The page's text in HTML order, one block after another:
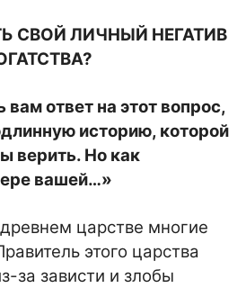
СВОЙ ЛИЧНЫЙ НЕГАТИВ
ответ на этот вопрос,
историю, которой
верить. Но как
вашей…»
царстве многие
этого царства
за зависти и злобы